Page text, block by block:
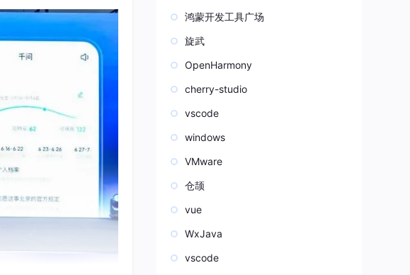
鸿蒙开发工具广场
旋武
OpenHarmony
cherry-studio
vscode
windows
VMware
仓颉
vue
WxJava
vscode